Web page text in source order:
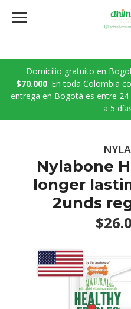
Domicilio gratuito en
$70.000. En toda Colombia
entrega en Bogotá es entre
a 5
Nylabone
longer
2unds